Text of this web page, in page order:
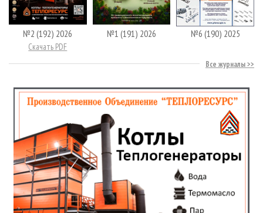
№2 (192) 2026
Скачать PDF
№1 (191) 2026 №6 (190) 2025
Все журналы